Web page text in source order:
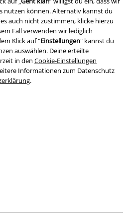
nutzen können. Alternativ kannst du
auch nicht zustimmen, klicke hierzu
Fall verwenden wir lediglich
Klick auf "Einstellungen" kannst du
auswählen. Deine erteilte
in den Cookie-Einstellungen
Informationen zum Datenschutz
.